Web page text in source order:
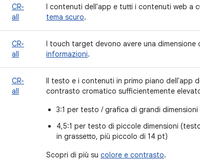
CR-
all
I contenuti dell'app e tutti i contenuti web a
tema scuro.
CR-
all
I touch target devono avere una dimensione
informazioni.
CR-
all
Il testo e i contenuti in primo piano dell'app
contrasto cromatico sufficientemente
3:1 per testo / grafica di grandi dimensioni
4,5:1 per testo di piccole dimensioni
in grassetto, più piccolo di 14 pt)
Scopri di più su colore e contrasto.